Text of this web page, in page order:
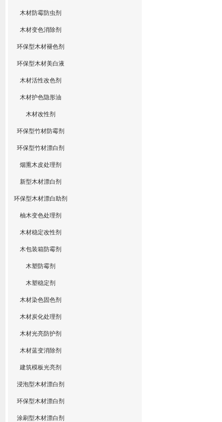
木材防霉防虫剂
木材变色消除剂
环保型木材褪色剂
环保型木材美白液
木材活性改色剂
木材护色隐形油
木材改性剂
环保型竹材防霉剂
环保型竹材漂白剂
烟熏木皮处理剂
新型木材漂白剂
环保型木材漂白助剂
柚木变色处理剂
木材稳定改性剂
木包装箱防霉剂
木塑防霉剂
木塑稳定剂
木材染色固色剂
木材炭化处理剂
木材光亮防护剂
木材蓝变消除剂
建筑模板光亮剂
浸泡型木材漂白剂
环保型木材漂白剂
涂刷型木材漂白剂